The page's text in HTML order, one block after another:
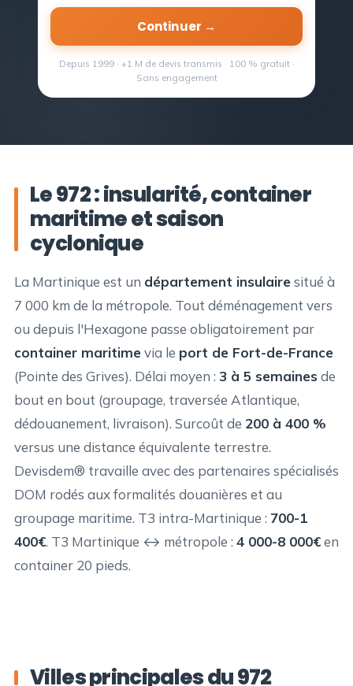
Continuer →
Depuis 1999 · +1 M de devis transmis · 100 % gratuit ·
Sans engagement
Le 972 : insularité, container
maritime et saison
cyclonique
La Martinique est un département insulairesitué à
7 000 km de la métropole. Tout déménagement vers
ou depuis l'Hexagone passe obligatoirement par
container maritimevia le port de Fort-de-France
(Pointe des Grives). Délai moyen : 3 à 5 semaines de
bout en bout (groupage, traversée Atlantique,
dédouanement, livraison). Surcoût de 200 à 400 %
versus une distance équivalente terrestre.
Devisdem® travaille avec des partenaires spécialisés
DOM rodés aux formalités douanières et au
groupage maritime. T3 intra-Martinique : 700-1
400€. T3 Martinique ↔ métropole : 4 000-8 000€en
container 20 pieds.
Villes principales du 972